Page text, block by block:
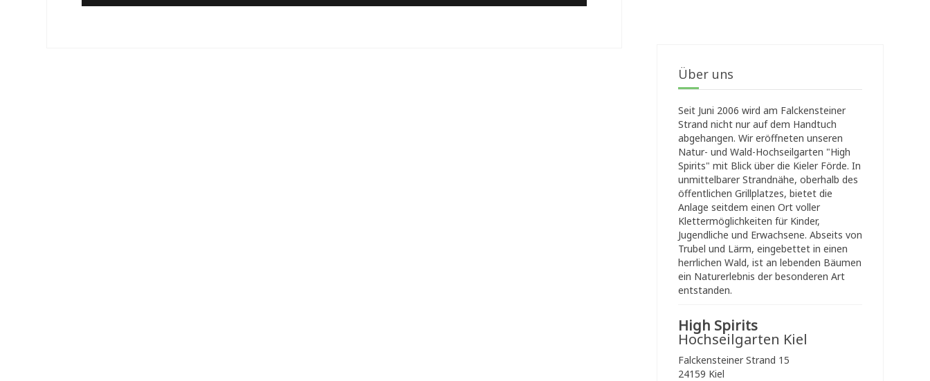
Über uns
Seit Juni 2006 wird am Falckensteiner
Strand nicht nur auf dem Handtuch
abgehangen. Wir eröffneten unseren
Natur- und Wald-Hochseilgarten "High
Spirits" mit Blick über die Kieler Förde. In
unmittelbarer Strandnähe, oberhalb des
öffentlichen Grillplatzes, bietet die
Anlage seitdem einen Ort voller
Klettermöglichkeiten für Kinder,
Jugendliche und Erwachsene. Abseits von
Trubel und Lärm, eingebettet in einen
herrlichen Wald, ist an lebenden Bäumen
ein Naturerlebnis der besonderen Art
entstanden.
High Spirits
Hochseilgarten Kiel
Falckensteiner Strand 15
24159 Kiel